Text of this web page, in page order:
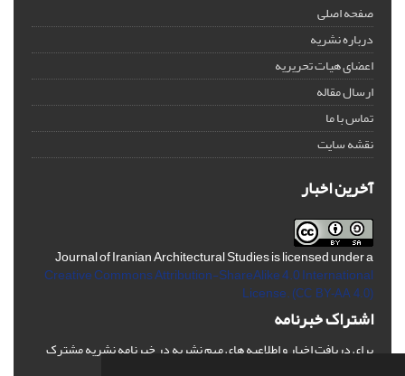
صفحه اصلی
درباره نشریه
اعضای هیات تحریریه
ارسال مقاله
تماس با ما
نقشه سایت
آخرین اخبار
Journal of Iranian Architectural Studies is licensed under a
Creative Commons Attribution-ShareAlike 4.0 International
License. (CC BY-AA 4.0)
اشتراک خبرنامه
برای دریافت اخبار و اطلاعیه های مهم نشریه در خبرنامه نشریه مشترک